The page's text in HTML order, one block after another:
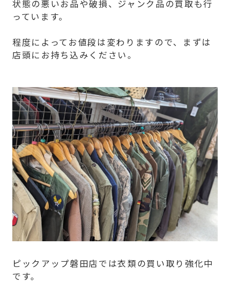
状態の悪いお品や破損、ジャンク品の買取も行
っています。
程度によってお値段は変わりますので、まずは
店頭にお持ち込みください。
ピックアップ磐田店では衣類の買い取り強化中
です。